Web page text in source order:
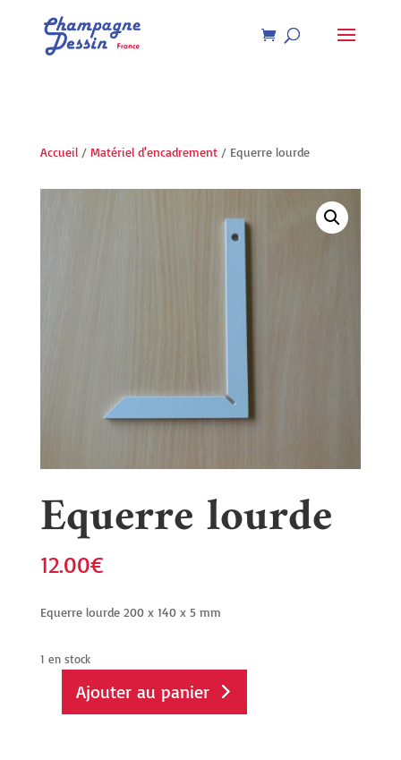
Accueil/ Matériel d'encadrement/ Equerre lourde
Equerre lourde
12.00€
Equerre lourde 200 x 140 x 5 mm
1 en stock
quantitéAjouter au panier